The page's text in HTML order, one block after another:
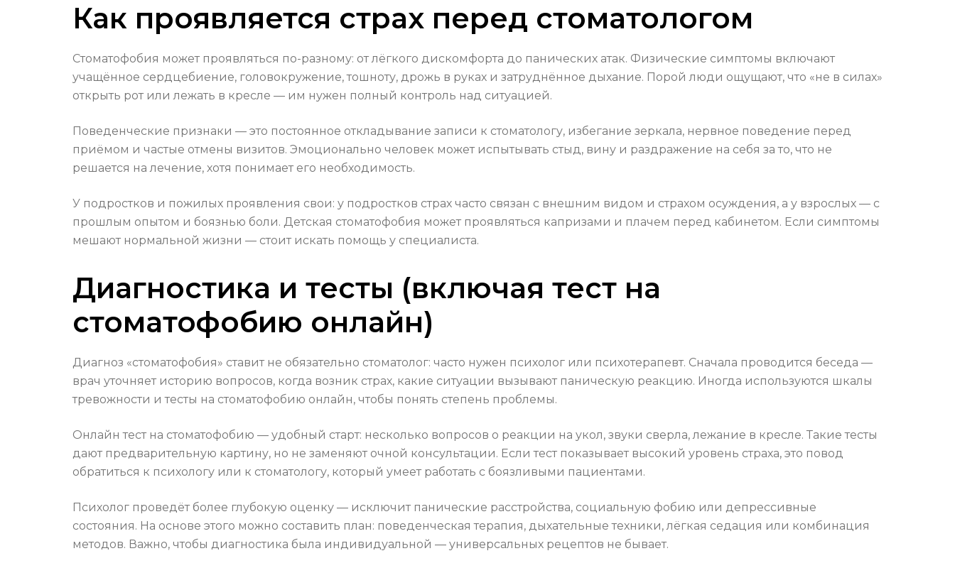
Как проявляется страх перед стоматологом
Стоматофобия может проявляться по-разному: от лёгкого дискомфорта до панических атак. Физические симптомы включают
учащённое сердцебиение, головокружение, тошноту, дрожь в руках и затруднённое дыхание. Порой люди ощущают, что «не в силах»
открыть рот или лежать в кресле — им нужен полный контроль над ситуацией.
Поведенческие признаки — это постоянное откладывание записи к стоматологу, избегание зеркала, нервное поведение перед
приёмом и частые отмены визитов. Эмоционально человек может испытывать стыд, вину и раздражение на себя за то, что не
решается на лечение, хотя понимает его необходимость.
У подростков и пожилых проявления свои: у подростков страх часто связан с внешним видом и страхом осуждения, а у взрослых — с
прошлым опытом и боязнью боли. Детская стоматофобия может проявляться капризами и плачем перед кабинетом. Если симптомы
мешают нормальной жизни — стоит искать помощь у специалиста.
Диагностика и тесты (включая тест на
стоматофобию онлайн)
Диагноз «стоматофобия» ставит не обязательно стоматолог: часто нужен психолог или психотерапевт. Сначала проводится беседа —
врач уточняет историю вопросов, когда возник страх, какие ситуации вызывают паническую реакцию. Иногда используются шкалы
тревожности и тесты на стоматофобию онлайн, чтобы понять степень проблемы.
Онлайн тест на стоматофобию — удобный старт: несколько вопросов о реакции на укол, звуки сверла, лежание в кресле. Такие тесты
дают предварительную картину, но не заменяют очной консультации. Если тест показывает высокий уровень страха, это повод
обратиться к психологу или к стоматологу, который умеет работать с боязливыми пациентами.
Психолог проведёт более глубокую оценку — исключит панические расстройства, социальную фобию или депрессивные
состояния. На основе этого можно составить план: поведенческая терапия, дыхательные техники, лёгкая седация или комбинация
методов. Важно, чтобы диагностика была индивидуальной — универсальных рецептов не бывает.